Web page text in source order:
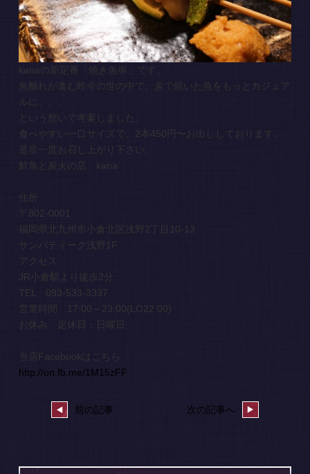
kanaの新定番「焼き魚串」です。
魚離れが進む昨今の世の中で、炭で焼いた魚をもっとカジュア
ルに、、、
という想いで考案しました。
食べやすい一口サイズで、2本450円〜お出ししております。
是非一度お召し上がり下さい。
鮮魚と炭火の店 kana
住所
〒802-0001
福岡県北九州市小倉北区浅野2丁目10-13
サンパティーク浅野1F
アクセス
JR小倉駅より徒歩2分
TEL 093-533-3337
営業時間 17:00～23:00(LO22:00)
お休み 定休日：日曜日
当店Facebookはこちら
http://on.fb.me/1M15zFF
前の記事 次の記事へ